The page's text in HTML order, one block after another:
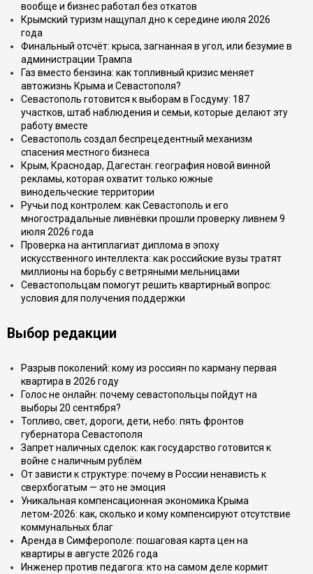
вообще и бизнес работал без откатов
Крымский туризм нащупал дно к середине июля 2026
года
Финальный отсчёт: крыса, загнанная в угол, или безумие в
администрации Трампа
Газ вместо бензина: как топливный кризис меняет
автожизнь Крыма и Севастополя?
Севастополь готовится к выборам в Госдуму: 187
участков, штаб наблюдения и семьи, которые делают эту
работу вместе
Севастополь создал беспрецедентный механизм
спасения местного бизнеса
Крым, Краснодар, Дагестан: география новой винной
рекламы, которая охватит только южные
винодельческие территории
Ручьи под контролем: как Севастополь и его
многострадальные ливнёвки прошли проверку ливнем 9
июля 2026 года
Проверка на антиплагиат диплома в эпоху
искусственного интеллекта: как российские вузы тратят
миллионы на борьбу с ветряными мельницами
Севастопольцам помогут решить квартирный вопрос:
условия для получения поддержки
Выбор редакции
Разрыв поколений: кому из россиян по карману первая
квартира в 2026 году
Голос не онлайн: почему севастопольцы пойдут на
выборы 20 сентября?
Топливо, свет, дороги, дети, небо: пять фронтов
губернатора Севастополя
Запрет наличных сделок: как государство готовится к
войне с наличным рублём
От зависти к структуре: почему в России ненависть к
сверхбогатым — это не эмоция
Уникальная компенсационная экономика Крыма
летом-2026: как, сколько и кому компенсируют отсутствие
коммунальных благ
Аренда в Симферополе: пошаговая карта цен на
квартиры в августе 2026 года
Инженер против педагога: кто на самом деле кормит